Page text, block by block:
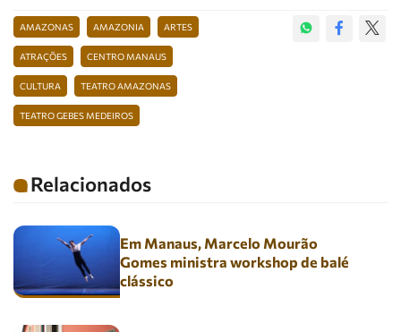
AMAZONAS AMAZONIA ARTES
ATRAÇÕES CENTRO MANAUS
CULTURA TEATRO AMAZONAS
TEATRO GEBES MEDEIROS
Relacionados
Em Manaus, Marcelo Mourão
Gomes ministra workshop de balé
clássico